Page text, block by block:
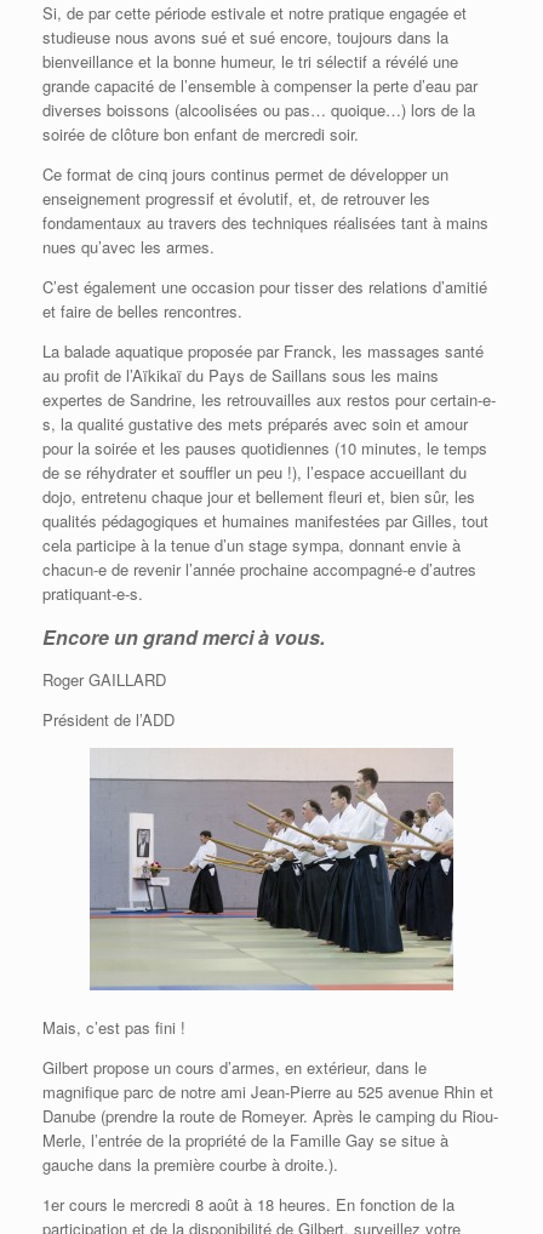
Si, de par cette période estivale et notre pratique engagée et
studieuse nous avons sué et sué encore, toujours dans la
bienveillance et la bonne humeur, le tri sélectif a révélé une
grande capacité de l’ensemble à compenser la perte d’eau par
diverses boissons (alcoolisées ou pas… quoique…) lors de la
soirée de clôture bon enfant de mercredi soir.
Ce format de cinq jours continus permet de développer un
enseignement progressif et évolutif, et, de retrouver les
fondamentaux au travers des techniques réalisées tant à mains
nues qu’avec les armes.
C’est également une occasion pour tisser des relations d’amitié
et faire de belles rencontres.
La balade aquatique proposée par Franck, les massages santé
au profit de l’Aïkikaï du Pays de Saillans sous les mains
expertes de Sandrine, les retrouvailles aux restos pour certain-e-
s, la qualité gustative des mets préparés avec soin et amour
pour la soirée et les pauses quotidiennes (10 minutes, le temps
de se réhydrater et souffler un peu !), l’espace accueillant du
dojo, entretenu chaque jour et bellement fleuri et, bien sûr, les
qualités pédagogiques et humaines manifestées par Gilles, tout
cela participe à la tenue d’un stage sympa, donnant envie à
chacun-e de revenir l’année prochaine accompagné-e d’autres
pratiquant-e-s.
Encore un grand merci à vous.
Roger GAILLARD
Président de l’ADD
Mais, c’est pas fini !
Gilbert propose un cours d’armes, en extérieur, dans le
magnifique parc de notre ami Jean-Pierre au 525 avenue Rhin et
Danube (prendre la route de Romeyer. Après le camping du Riou-
Merle, l’entrée de la propriété de la Famille Gay se situe à
gauche dans la première courbe à droite.).
1er cours le mercredi 8 août à 18 heures. En fonction de la
participation et de la disponibilité de Gilbert, surveillez votre